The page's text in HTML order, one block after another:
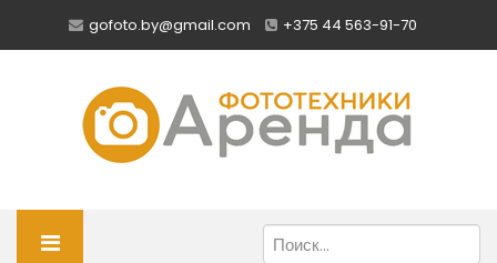
gofoto.by@gmail.com +375 44 563-91-70